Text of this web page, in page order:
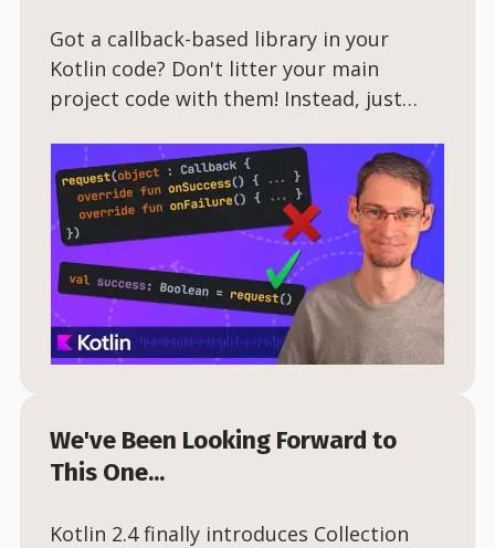
Got a callback-based library in your
Kotlin code? Don't litter your main
project code with them! Instead, just
them to coroutines. I'll show you how.
We've Been Looking Forward to
This One...
Kotlin 2.4 finally introduces Collection